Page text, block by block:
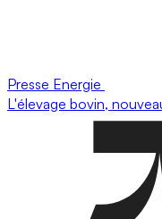
Presse Energie
L'élevage bovin,